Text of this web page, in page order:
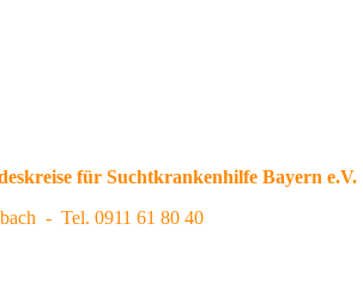
für Suchtkrankenhilfe Bayern e.V.
- Tel. 0911 61 80 40